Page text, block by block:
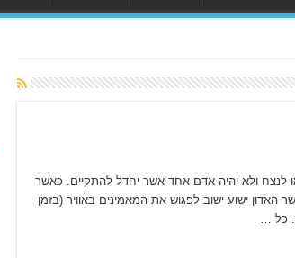
לנצח ולא יהיה אדם אחד אשר יחדל להתקיים. כאשר
האדון ישוע ישוב לפגוש את המאמינים באוויר (בזמן
כל …